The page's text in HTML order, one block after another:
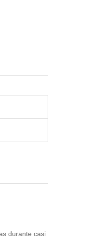
durante casi